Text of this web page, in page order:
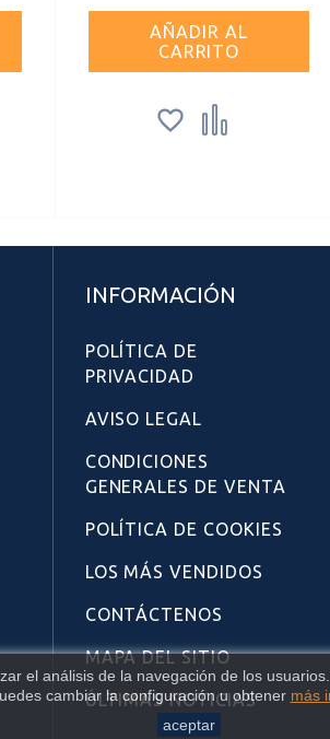
el análisis de la navegación de los
cambiar la configuración u obtener más
aceptar
AÑADIR AL
CARRITO
 
INFORMACIÓN
POLÍTICA DE
PRIVACIDAD
AVISO LEGAL
CONDICIONES
GENERALES DE VENTA
POLÍTICA DE COOKIES
LOS MÁS VENDIDOS
CONTÁCTENOS
MAPA DEL SITIO
ÚLTIMAS NOTICIAS